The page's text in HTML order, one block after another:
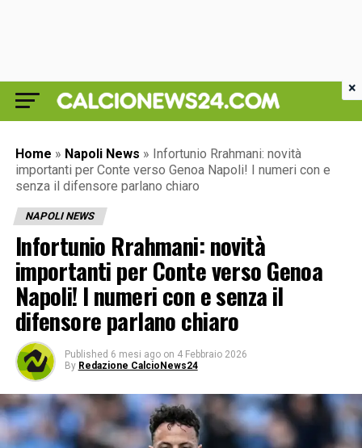
Home » Napoli News » Infortunio Rrahmani: novità
importanti per Conte verso Genoa Napoli! I numeri con e
senza il difensore parlano chiaro
NAPOLI NEWS
Infortunio Rrahmani: novità
importanti per Conte verso Genoa
Napoli! I numeri con e senza il
difensore parlano chiaro
Published 6 mesi ago on 4 Febbraio 2026
By Redazione CalcioNews24
×